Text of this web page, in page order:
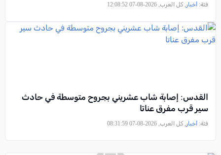
فئة: أخبار , كل العرب, 2026-08-07 12:08:52
القدس: إصابة شاب عشريني بجروح متوسطة في حادث
سير قرب مفرق عناتا
فئة: أخبار , كل العرب, 2026-08-07 08:31:59